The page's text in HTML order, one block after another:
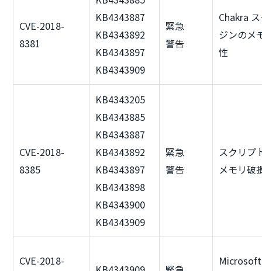
CVE-2018-
8381
KB4343887
KB4343892
KB4343897
KB4343909
緊急
警告
Chakra
ジンのメ
性
CVE-2018-
8385
KB4343205
KB4343885
KB4343887
KB4343892
KB4343897
KB4343898
KB4343900
KB4343909
緊急
警告
スクリプ
メモリ破
CVE-2018-